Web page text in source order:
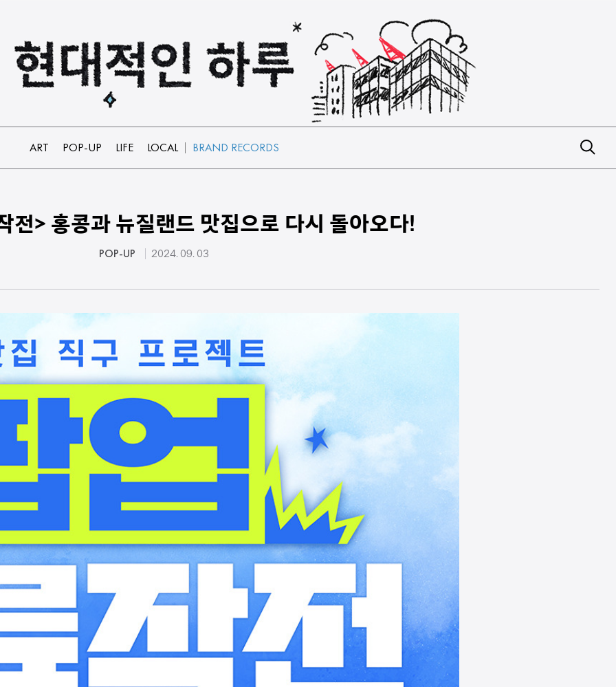
ART POP-UP LIFE LOCAL BRAND RECORDS
전> 홍콩과 뉴질랜드 맛집으로 다시 돌아오다!
POP-UP 2024. 09. 03